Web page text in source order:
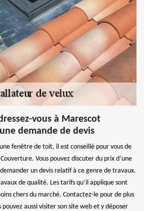
vous à Marescot
demande de devis
fenêtre de toit, il est conseillé pour vous de
Vous pouvez discuter du prix d’une
un devis relatif à ce genre de travaux.
de qualité. Les tarifs qu’il applique sont
chers du marché. Contactez-le pour de plus
aussi visiter son site web et y déposer